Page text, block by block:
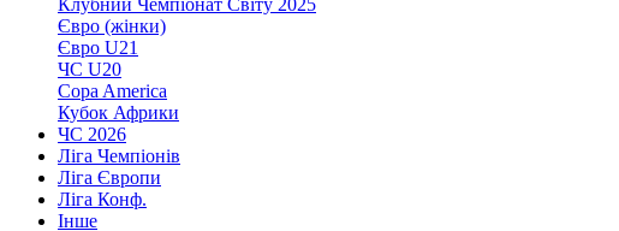
Євро (жінки)
Євро U21
ЧС U20
Copa America
Кубок Африки
ЧС 2026
Ліга Чемпіонів
Ліга Європи
Ліга Конф.
Інше